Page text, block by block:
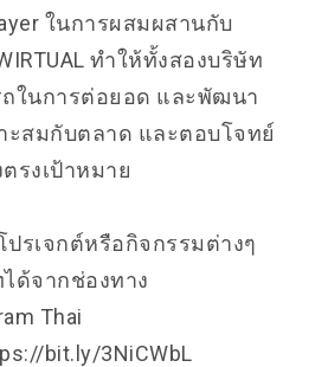
ในการผสมผสานกับ
ทำให้ทั้งสองบริษัท
ในการต่อยอด และพัฒนา
ะสมกับตลาด และตอบโจทย์
รงเป้าหมาย
รเจกต์หรือกิจกรรมต่างๆ
ด้จากช่องทาง
Thai
bit.ly/3NiCWbL